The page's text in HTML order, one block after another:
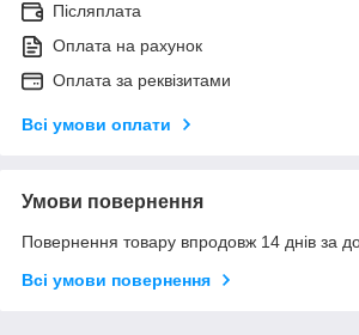
Післяплата
Оплата на рахунок
Оплата за реквізитами
Всі умови оплати
Умови повернення
Повернення товару впродовж 14 днів за
Всі умови повернення